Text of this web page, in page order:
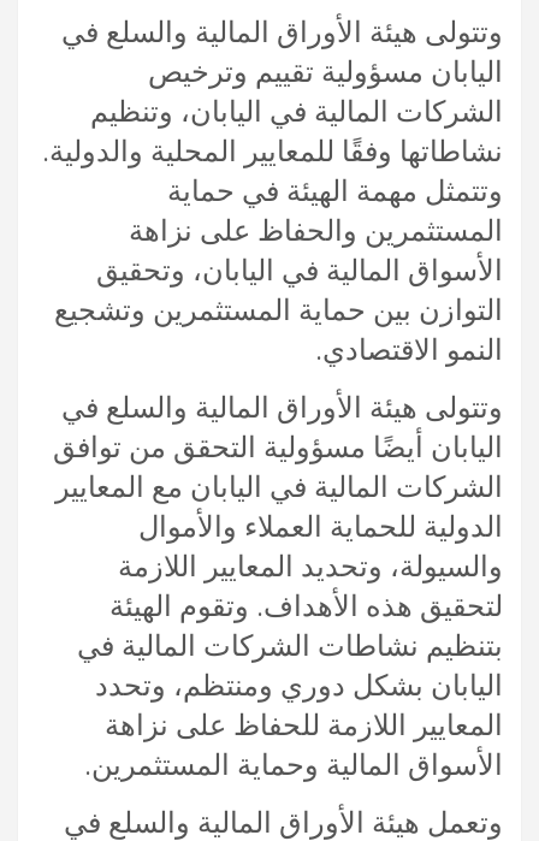
وتتولى هيئة الأوراق المالية والسلع في
اليابان مسؤولية تقييم وترخيص
الشركات المالية في اليابان، وتنظيم
نشاطاتها وفقًا للمعايير المحلية والدولية.
وتتمثل مهمة الهيئة في حماية
المستثمرين والحفاظ على نزاهة
الأسواق المالية في اليابان، وتحقيق
التوازن بين حماية المستثمرين وتشجيع
النمو الاقتصادي.
وتتولى هيئة الأوراق المالية والسلع في
اليابان أيضًا مسؤولية التحقق من توافق
الشركات المالية في اليابان مع المعايير
الدولية للحماية العملاء والأموال
والسيولة، وتحديد المعايير اللازمة
لتحقيق هذه الأهداف. وتقوم الهيئة
بتنظيم نشاطات الشركات المالية في
اليابان بشكل دوري ومنتظم، وتحدد
المعايير اللازمة للحفاظ على نزاهة
الأسواق المالية وحماية المستثمرين.
وتعمل هيئة الأوراق المالية والسلع في